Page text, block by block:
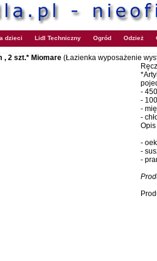
dzieci Lidl Techniczny Ogród Odzież
, 2 szt.* Miomare (Łazienka wyposażenie
-
-
-
-
Opis
-
-
-